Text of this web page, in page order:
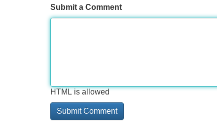
Submit a Comment
HTML is allowed